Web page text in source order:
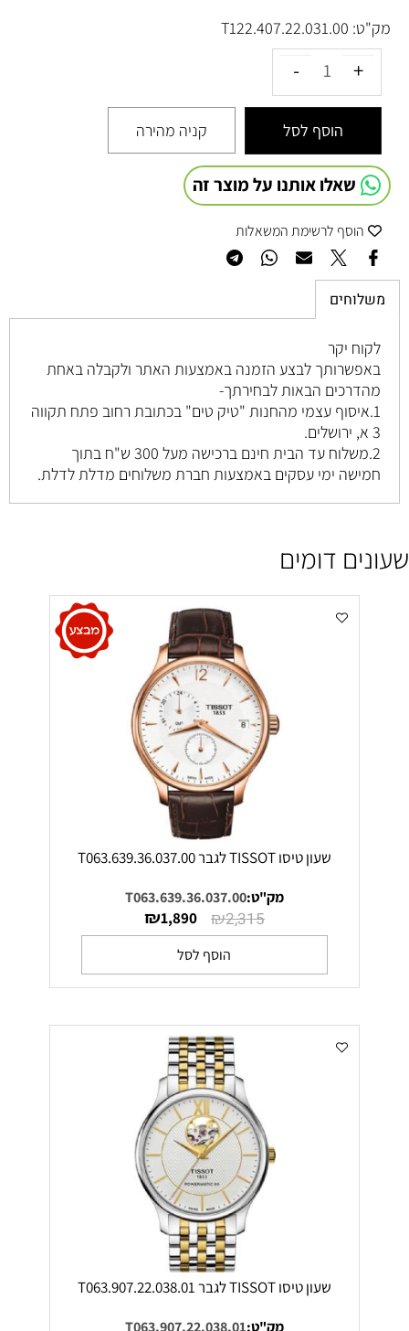
מק"ט: T122.407.22.031.00
הוסף לסל קניה מהירה
שאלו אותנו על מוצר זה
הוסף לרשימת המשאלות
משלוחים
לקוח יקר
באפשרותך לבצע הזמנה באמצעות האתר ולקבלה באחת
מהדרכים הבאות לבחירתך-
1.איסוף עצמי מהחנות "טיק טים" בכתובת רחוב
פתח תקווה
3 א, ירושלים
.
2.משלוח עד הבית חינם ברכישה מעל 300 ש"ח בתוך
חמישה ימי עסקים באמצעות חברת משלוחים מדלת לדלת.
שעונים דומים
שעון טיסו TISSOT לגבר T063.639.36.037.00
מק"ט:T063.639.36.037.00
₪2,315
₪1,890
הוסף לסל
שעון טיסו TISSOT לגבר T063.907.22.038.01
מק"ט:T063.907.22.038.01